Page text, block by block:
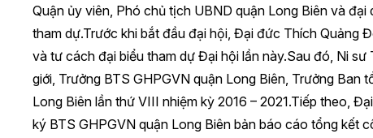
Quận ủy viên, Phó chủ tịch UBND quận Long Biên và
tham dự.Trước khi bắt đầu đại hội, Đại đức Thích Quảng
và tư cách đại biểu tham dự Đại hội lần này.Sau đó, Ni
giới, Trưởng BTS GHPGVN quận Long Biên, Trưởng
Long Biên lần thứ VIII nhiệm kỳ 2016 – 2021.Tiếp theo,
ký BTS GHPGVN quận Long Biên bản báo cáo tổng kết